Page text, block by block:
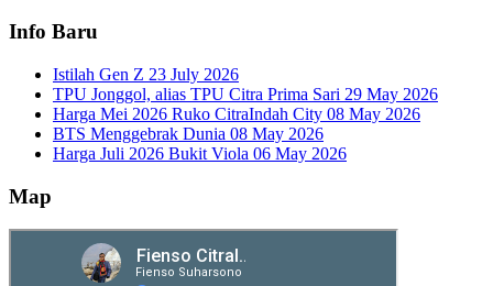
Info Baru
Istilah Gen Z 23 July 2026
TPU Jonggol, alias TPU Citra Prima Sari 29 May 2026
Harga Mei 2026 Ruko CitraIndah City 08 May 2026
BTS Menggebrak Dunia 08 May 2026
Harga Juli 2026 Bukit Viola 06 May 2026
Map